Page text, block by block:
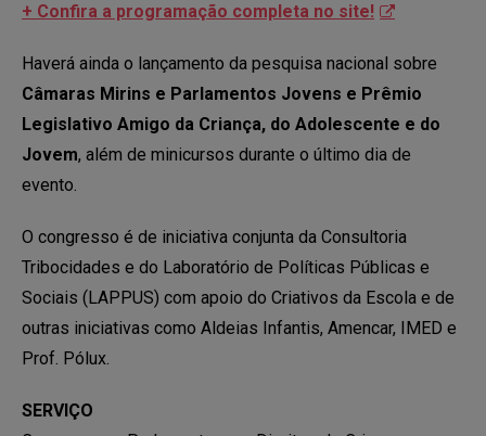
+ Confira a programação completa no site!
Haverá ainda o lançamento da pesquisa nacional sobre
Câmaras Mirins e Parlamentos Jovens e Prêmio
Legislativo Amigo da Criança, do Adolescente e do
Jovem, além de minicursos durante o último dia de
evento.
O congresso é de iniciativa conjunta da Consultoria
Tribocidades e do Laboratório de Políticas Públicas e
Sociais (LAPPUS) com apoio do Criativos da Escola e de
outras iniciativas como Aldeias Infantis, Amencar, IMED e
Prof. Pólux.
SERVIÇO